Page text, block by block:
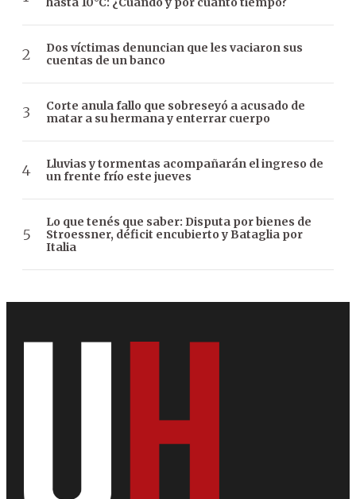
Dos víctimas denuncian que les vaciaron sus
cuentas de un banco
Corte anula fallo que sobreseyó a acusado de
matar a su hermana y enterrar cuerpo
Lluvias y tormentas acompañarán el ingreso de
un frente frío este jueves
Lo que tenés que saber: Disputa por bienes de
Stroessner, déficit encubierto y Bataglia por
Italia